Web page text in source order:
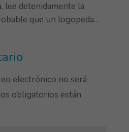
lee detenidamente la
que un logopeda…
electrónico no será
obligatorios están